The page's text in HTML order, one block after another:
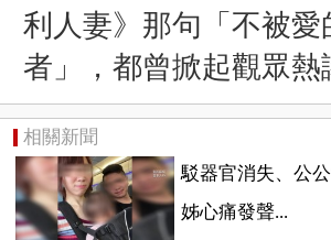
利人妻》那句「不被愛
者」，都曾掀起觀眾熱
相關新聞
駁器官消失、公
姊心痛發聲...